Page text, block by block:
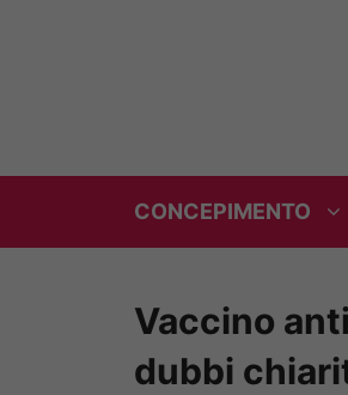
CONCEPIMENTO
Vaccino
dubbi